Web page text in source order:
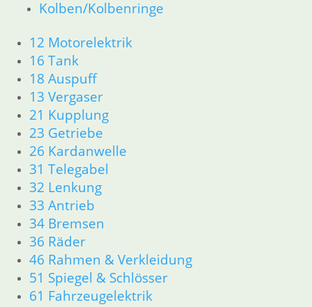
Kolben/Kolbenringe
12 Motorelektrik
16 Tank
18 Auspuff
13 Vergaser
21 Kupplung
23 Getriebe
26 Kardanwelle
31 Telegabel
32 Lenkung
33 Antrieb
34 Bremsen
36 Räder
46 Rahmen & Verkleidung
51 Spiegel & Schlösser
61 Fahrzeugelektrik